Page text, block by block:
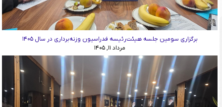
برگزاری سومین جلسه هیئت‌رئیسه فدراسیون وزنه‌برداری در سال ۱۴۰۵
مرداد ۱۱, ۱۴۰۵